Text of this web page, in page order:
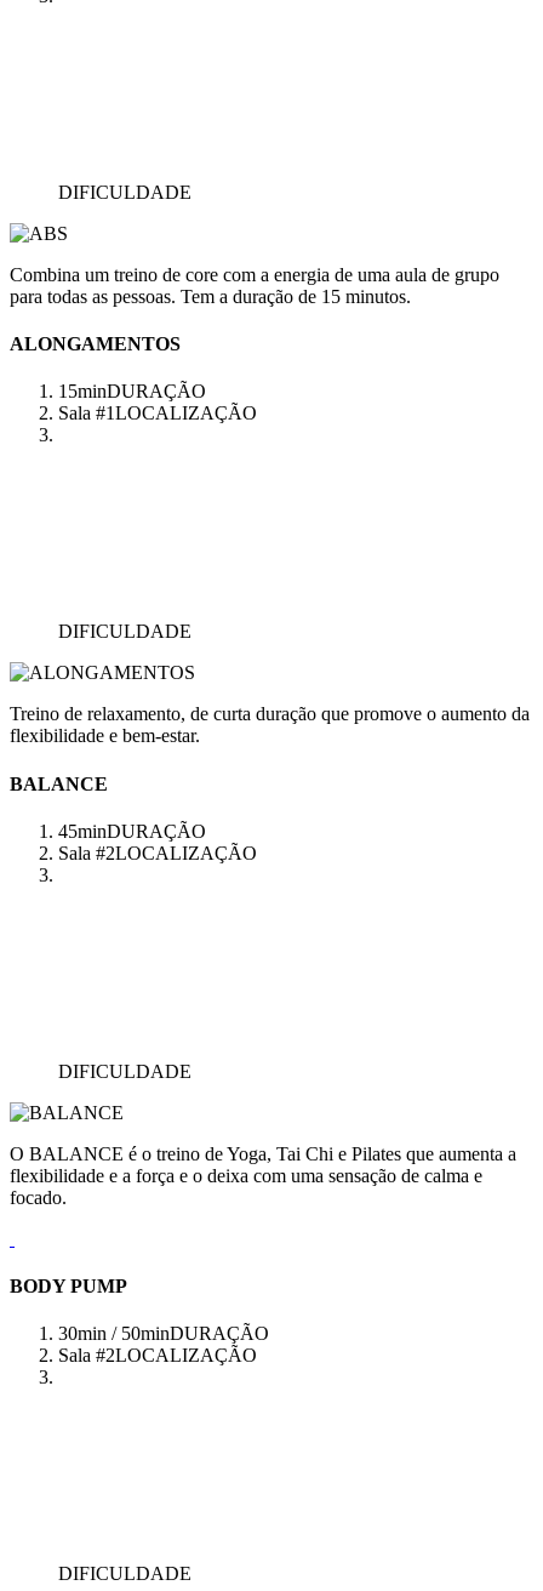
DIFICULDADE
Combina um treino de core com a energia de uma aula de grupo
para todas as pessoas. Tem a duração de 15 minutos.
ALONGAMENTOS
15minDURAÇÃO
Sala #1LOCALIZAÇÃO
DIFICULDADE
Treino de relaxamento, de curta duração que promove o aumento da
flexibilidade e bem-estar.
BALANCE
45minDURAÇÃO
Sala #2LOCALIZAÇÃO
DIFICULDADE
O BALANCE é o treino de Yoga, Tai Chi e Pilates que aumenta a
flexibilidade e a força e o deixa com uma sensação de calma e
focado.
BODY PUMP
30min / 50minDURAÇÃO
Sala #2LOCALIZAÇÃO
DIFICULDADE